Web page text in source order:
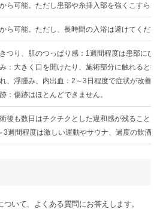
ら可能。ただし患部や糸挿入部を強くこすらな
ら可能。ただし、長時間の入浴は避けてくださ
きつり、肌のつっぱり感：1週間程度は患部にひ
み：大きく口を開けたり、施術部分に触れると
れ、浮腫み、内出血：2～3日程度で症状が改善し
跡：傷跡はほとんどできません。
術後も数日はチクチクとした違和感が残ること
3週間程度は激しい運動やサウナ、過度の飲酒を
いて、よくある質問にお答えします。